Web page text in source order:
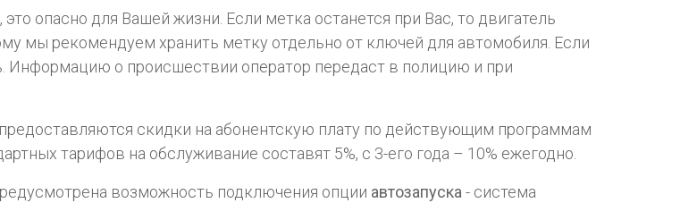
опасно для Вашей жизни. Если метка останется при Вас, то двигатель
мы рекомендуем хранить метку отдельно от ключей для автомобиля. Если
Информацию о происшествии оператор передаст в полицию и при
скидки на абонентскую плату по действующим программам
тарифов на обслуживание составят 5%, с 3-его года – 10% ежегодно.
возможность подключения опции автозапуска - система